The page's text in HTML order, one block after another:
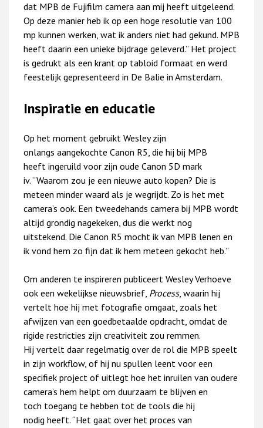
dat MPB de Fujifilm camera aan mij heeft uitgeleend.
Op deze manier heb ik op een hoge resolutie van 100
mp kunnen werken, wat ik anders niet had gekund. MPB
heeft daarin een unieke bijdrage geleverd.” Het project
is gedrukt als een krant op tabloid formaat en werd
feestelijk gepresenteerd in De Balie in Amsterdam.
Inspiratie en educatie
Op het moment gebruikt Wesley zijn
onlangs aangekochte Canon R5, die hij bij MPB
heeft ingeruild voor zijn oude Canon 5D mark
iv. “Waarom zou je een nieuwe auto kopen? Die is
meteen minder waard als je wegrijdt. Zo is het met
camera’s ook. Een tweedehands camera bij MPB wordt
altijd grondig nagekeken, dus die werkt nog
uitstekend. Die Canon R5 mocht ik van MPB lenen en
ik vond hem zo fijn dat ik hem meteen gekocht heb.”
Om anderen te inspireren publiceert Wesley Verhoeve
ook een wekelijkse nieuwsbrief, Process, waarin hij
vertelt hoe hij met fotografie omgaat, zoals het
afwijzen van een goedbetaalde opdracht, omdat de
rigide restricties zijn creativiteit zou remmen.
Hij vertelt daar regelmatig over de rol die MPB speelt
in zijn workflow, of hij nu spullen leent voor een
specifiek project of uitlegt hoe het inruilen van oudere
camera’s hem helpt om duurzaam te blijven en
toch toegang te hebben tot de tools die hij
nodig heeft. “Het gaat over het proces van